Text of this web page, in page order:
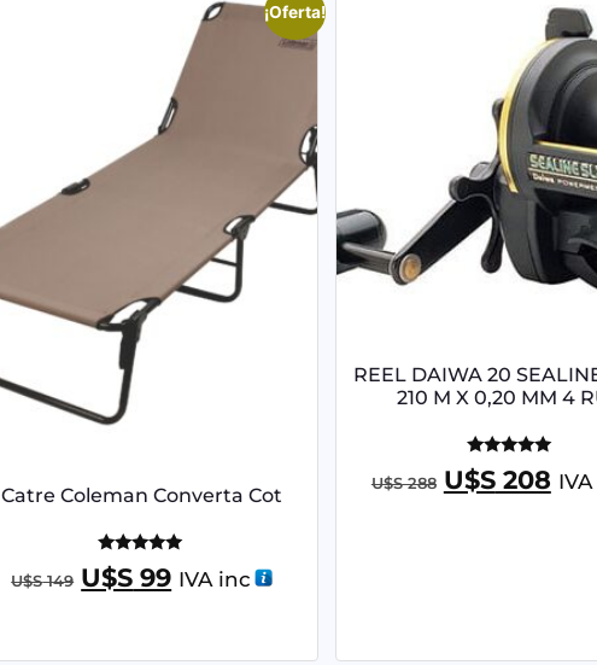
¡Oferta!
Catre Coleman Converta Cot
Valorado
con
5.00
U$S149 U$S 99 IVA inc
REEL DAIWA 20
210 M X 0,20 MM 4
Valorado
con
4.95
U$S288 U$S208